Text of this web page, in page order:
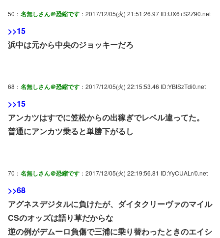
50： 名無しさん＠恐縮です ：2017/12/05(火) 21:51:26.97 ID:UX6+S2Z90.net
>>15
浜中は元から中央のジョッキーだろ
68： 名無しさん＠恐縮です ：2017/12/05(火) 22:15:53.46 ID:YBtSzTdi0.net
>>15
アンカツはすでに笠松からの出稼ぎでレベル違ってた。
普通にアンカツ乗ると単勝下がるし
70： 名無しさん＠恐縮です ：2017/12/05(火) 22:19:56.81 ID:YyCUALr/0.net
>>68
アグネスデジタルに負けたが、ダイタクリーヴァのマイル
CSのオッズは語り草だからな
逆の例がデムーロ負傷で三浦に乗り替わったときのエイシ